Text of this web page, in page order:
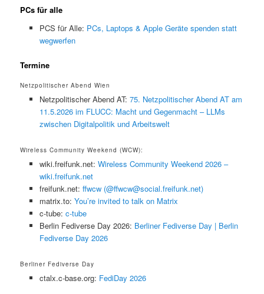
PCs für alle
PCS für Alle: PCs, Laptops & Apple Geräte spenden statt
wegwerfen
Termine
Netzpolitischer Abend Wien
Netzpolitischer Abend AT: 75. Netzpolitischer Abend AT am
11.5.2026 im FLUCC: Macht und Gegenmacht – LLMs
zwischen Digitalpolitik und Arbeitswelt
Wireless Community Weekend (WCW):
wiki.freifunk.net: Wireless Community Weekend 2026 –
wiki.freifunk.net
freifunk.net: ffwcw (@ffwcw@social.freifunk.net)
matrix.to: You’re invited to talk on Matrix
c-tube: c-tube
Berlin Fediverse Day 2026: Berliner Fediverse Day | Berlin
Fediverse Day 2026
Berliner Fediverse Day
ctalx.c-base.org: FediDay 2026